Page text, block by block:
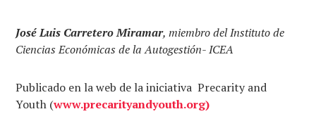
José Luis Carretero Miramar, miembro del Instituto de
Ciencias Económicas de la Autogestión- ICEA
Publicado en la web de la iniciativa Precarity and
Youth (www.precarityandyouth.org)